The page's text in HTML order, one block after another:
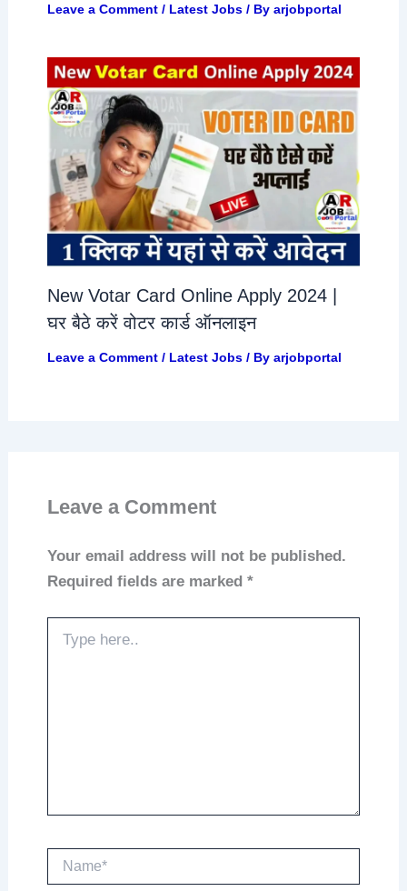
Leave a Comment / Latest Jobs/ By arjobportal
New Votar Card Online Apply 2024 |
घर बैठे करें वोटर कार्ड ऑनलाइन
Leave a Comment / Latest Jobs/ By arjobportal
Leave a Comment
Your email address will not be published.
Required fields are marked *
here..